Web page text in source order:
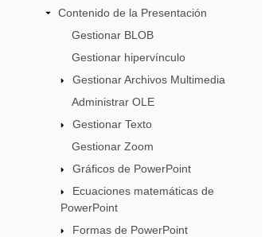
Contenido de la Presentación
Gestionar BLOB
Gestionar hipervínculo
Gestionar Archivos Multimedia
Administrar OLE
Gestionar Texto
Gestionar Zoom
Gráficos de PowerPoint
Ecuaciones matemáticas de
PowerPoint
Formas de PowerPoint